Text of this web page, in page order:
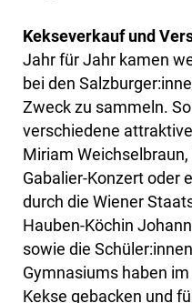
Kekseverkauf und
Jahr für Jahr kamen
bei den
Zweck zu sammeln.
verschiedene
Miriam
Gabalier-Konzert oder
durch die Wiener
Hauben-Köchin
sowie die
Gymnasiums haben
Kekse gebacken und